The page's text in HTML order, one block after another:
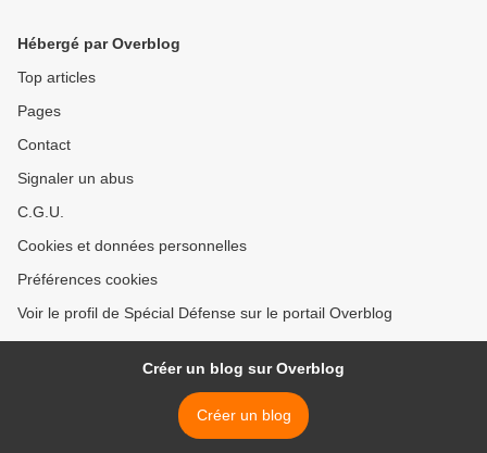
Hébergé par Overblog
Top articles
Pages
Contact
Signaler un abus
C.G.U.
Cookies et données personnelles
Préférences cookies
Voir le profil de Spécial Défense sur le portail Overblog
Créer un blog sur Overblog
Créer un blog